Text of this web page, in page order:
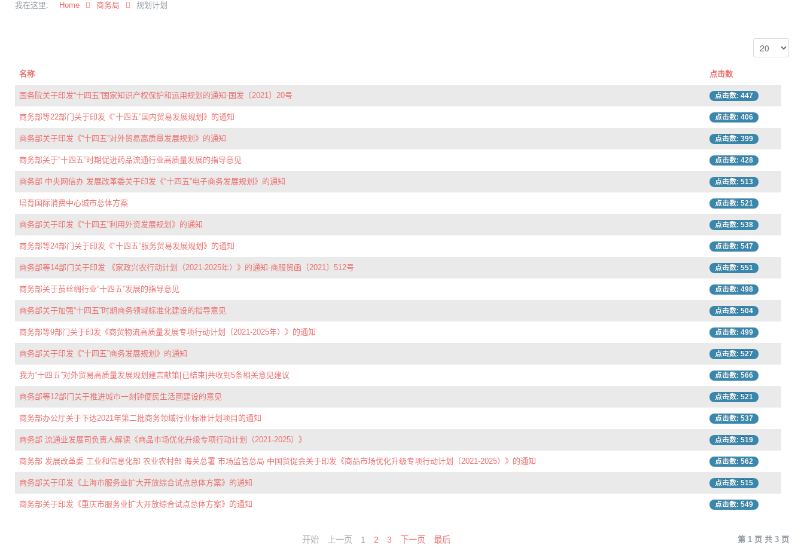
我在这里: Home 商务局 规划计划
名称 点击数
国务院关于印发“十四五”国家知识产权保护和运用规划的通知-国发〔2021〕20号 点击数: 447
商务部等22部门关于印发《“十四五”国内贸易发展规划》的通知 点击数: 406
商务部关于印发《“十四五”对外贸易高质量发展规划》的通知 点击数: 399
商务部关于“十四五”时期促进药品流通行业高质量发展的指导意见 点击数: 428
商务部 中央网信办 发展改革委关于印发《“十四五”电子商务发展规划》的通知 点击数: 513
培育国际消费中心城市总体方案 点击数: 521
商务部关于印发《“十四五”利用外资发展规划》的通知 点击数: 538
商务部等24部门关于印发《“十四五”服务贸易发展规划》的通知 点击数: 547
商务部等14部门关于印发 《家政兴农行动计划（2021-2025年）》的通知-商服贸函〔2021〕512号 点击数: 551
商务部关于茧丝绸行业“十四五”发展的指导意见 点击数: 498
商务部关于加强“十四五”时期商务领域标准化建设的指导意见 点击数: 504
商务部等9部门关于印发《商贸物流高质量发展专项行动计划（2021-2025年）》的通知 点击数: 499
商务部关于印发《“十四五”商务发展规划》的通知 点击数: 527
我为“十四五”对外贸易高质量发展规划建言献策[已结束]共收到5条相关意见建议 点击数: 566
商务部等12部门关于推进城市一刻钟便民生活圈建设的意见 点击数: 521
商务部办公厅关于下达2021年第二批商务领域行业标准计划项目的通知 点击数: 537
商务部 流通业发展司负责人解读《商品市场优化升级专项行动计划（2021-2025）》 点击数: 519
商务部 发展改革委 工业和信息化部 农业农村部 海关总署 市场监管总局 中国贸促会关于印发《商品市场优化升级专项行动计划（2021-2025）》的通知 点击数: 562
商务部关于印发《上海市服务业扩大开放综合试点总体方案》的通知 点击数: 515
商务部关于印发《重庆市服务业扩大开放综合试点总体方案》的通知 点击数: 549
第 1 页 共 3 页
开始 上一页 1 2 3 下一页 最后